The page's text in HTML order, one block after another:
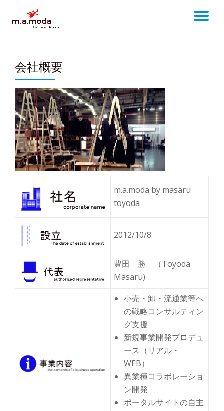
会社概要
m.a.moda by masaru
toyoda
2012/10/8
豊田 勝 （Toyoda
Masaru)
小売・卸・流通業等へ
の戦略コンサルティン
グ支援
新規事業開発プロデュ
ース（リアル・
WEB）
異業種コラボレーショ
ン開発
ポータルサイトの自主